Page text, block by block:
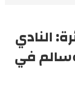
النادي
في